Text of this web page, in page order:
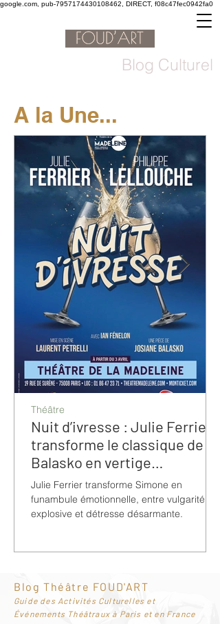
google.com, pub-7957174430108462, DIRECT, f08c47fec0942fa0
Blog Culturel
A la Une...
Nuit d’ivresse : Julie Ferrier
transforme le classique de
Balasko en vertige
bouleversant
Julie Ferrier transforme Simone en
funambule émotionnelle, entre vulgarité
explosive et détresse désarmante.
Théâtre
Blog Théâtre FOUD'ART
Guide des Activités Culturelles et
Événements Théâtraux à Paris et en France